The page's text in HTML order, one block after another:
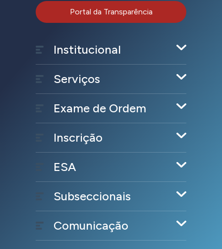
Portal da Transparência
Institucional
Serviços
Exame de Ordem
Inscrição
ESA
Subseccionais
Comunicação